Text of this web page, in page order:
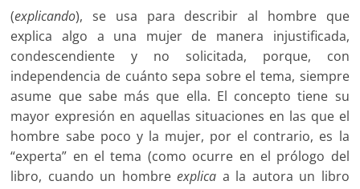
(explicando), se usa para describir al hombre que
explica algo a una mujer de manera injustificada,
condescendiente y no solicitada, porque, con
independencia de cuánto sepa sobre el tema, siempre
asume que sabe más que ella. El concepto tiene su
mayor expresión en aquellas situaciones en las que el
hombre sabe poco y la mujer, por el contrario, es la
“experta” en el tema (como ocurre en el prólogo del
libro, cuando un hombreexplica a la autora un libro